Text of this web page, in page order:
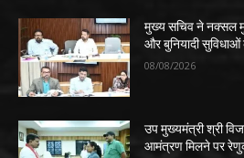
मुख्य सचिव ने नक्सल
और बुनियादी सुविधाओं
08/08/2026
उप मुख्यमंत्री श्री
आमंत्रण मिलने पर